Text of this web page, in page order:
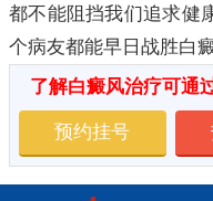
都不能阻挡我们追求健
个病友都能早日战胜白
了解白癜风治疗可通
预约挂号